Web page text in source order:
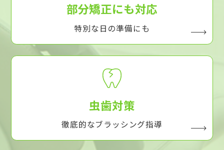
部分矯正にも対応
特別な日の準備にも
虫歯対策
徹底的なブラッシング指導